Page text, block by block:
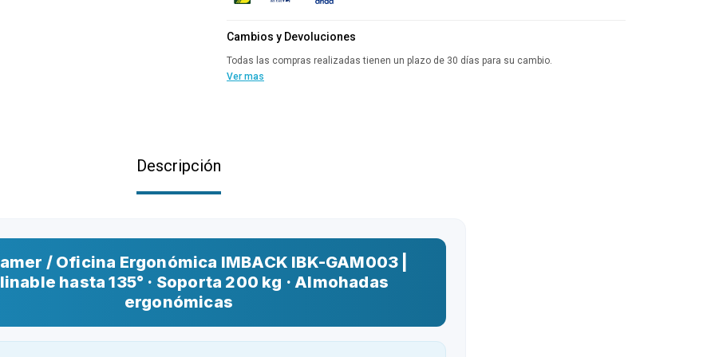
Cambios y Devoluciones
Todas las compras realizadas tienen un plazo de 30 días para su cambio.
Ver mas
Descripción
/ Oficina Ergonómica IMBACK IBK-GAM003 |
hasta 135° · Soporta 200 kg · Almohadas
ergonómicas